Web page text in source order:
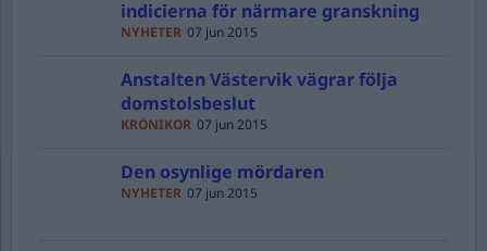
indicierna för närmare granskning
NYHETER 07 jun 2015
Anstalten Västervik vägrar följa
domstolsbeslut
KRÖNIKOR 07 jun 2015
Den osynlige mördaren
NYHETER 07 jun 2015